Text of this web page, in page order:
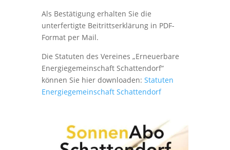
Als Bestätigung erhalten Sie die
unterfertigte Beitrittserklärung in PDF-
Format per Mail.
Die Statuten des Vereines „Erneuerbare
Energiegemeinschaft Schattendorf“
können Sie hier downloaden: Statuten
Energiegemeinschaft Schattendorf